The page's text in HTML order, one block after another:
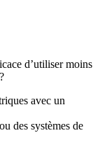
d’utiliser moins
avec un
des systèmes de